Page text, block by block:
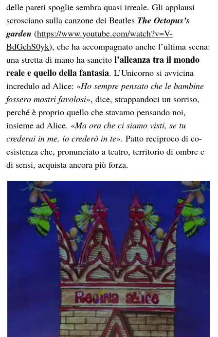
delle pareti spoglie sembra quasi irreale. Gli applausi
scrosciano sulla canzone dei Beatles The Octopus’s
garden (https://www.youtube.com/watch?v=V-
BdGchS0yk), che ha accompagnato anche l’ultima scena:
una stretta di mano ha sancitol’alleanza tra il mondo
reale e quello della fantasia. L’Unicorno si avvicina
incredulo ad Alice: «Ho sempre pensato che le bambine
fossero mostri favolosi», dice, strappandoci un sorriso,
perché è proprio quello che stavamo pensando noi,
insieme ad Alice. «Ma ora che ci siamo visti, se tu
crederai in me, io crederò in te». Patto reciproco di co-
esistenza che, pronunciato a teatro, territorio di ombre e
di sensi, acquista ancora più forza.